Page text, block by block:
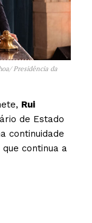
Presidência da
Rui
de Estado
continuidade
continua a